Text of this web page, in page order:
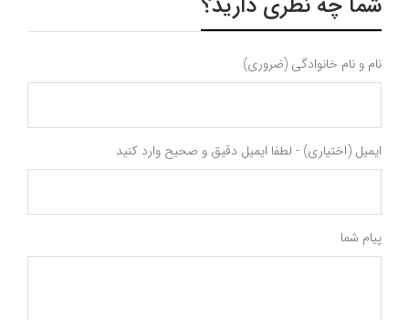
نام و نام خانوادگی (ضروری)
ایمیل (اختیاری) - لطفا ایمیل دقیق و صحیح وارد کنید
پیام شما